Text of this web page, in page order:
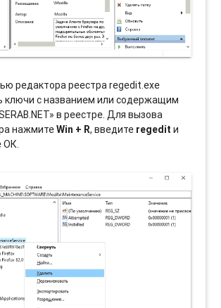
редактора реестра regedit.exe
ключи с названием или содержащим
в реестре. Для вызова
нажмитеWin + R, введите regedit и
ОК.